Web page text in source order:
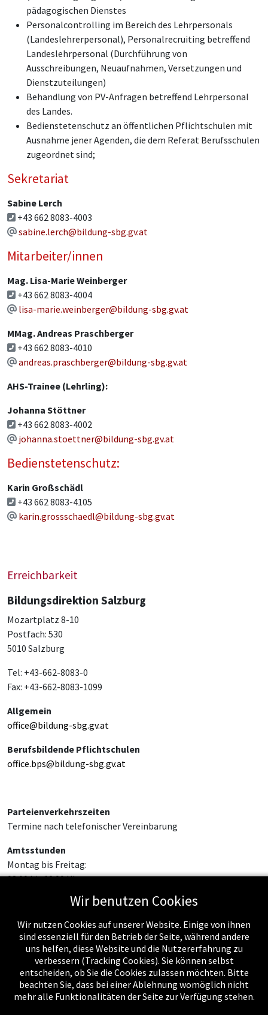
pädagogischen Dienstes
Personalcontrolling im Bereich des Lehrpersonals
(Landeslehrerpersonal), Personalrecruiting betreffend
Landeslehrpersonal (Durchführung von
Ausschreibungen, Neuaufnahmen, Versetzungen und
Dienstzuteilungen)
Behandlung von PV-Anfragen betreffend Lehrpersonal
des Landes.
Bedienstetenschutz an öffentlichen Pflichtschulen mit
Ausnahme jener Agenden, die dem Referat Berufsschulen
zugeordnet sind;
Sekretariat
Sabine Lerch
+43 662 8083-4003
sabine.lerch@bildung-sbg.gv.at
Mitarbeiter/innen
Mag. Lisa-Marie Weinberger
+43 662 8083-4004
lisa-marie.weinberger@bildung-sbg.gv.at
MMag. Andreas Praschberger
+43 662 8083-4010
andreas.praschberger@bildung-sbg.gv.at
AHS-Trainee (Lehrling):
Johanna Stöttner
+43 662 8083-4002
johanna.stoettner@bildung-sbg.gv.at
Bedienstetenschutz:
Karin Großschädl
+43 662 8083-4105
karin.grossschaedl@bildung-sbg.gv.at
Erreichbarkeit
Bildungsdirektion Salzburg
Mozartplatz 8-10
Postfach: 530
5010 Salzburg
Tel: +43-662-8083-0
Fax: +43-662-8083-1099
Allgemein
office@bildung-sbg.gv.at
Berufsbildende Pflichtschulen
office.bps@bildung-sbg.gv.at
Parteienverkehrszeiten
Termine nach telefonischer Vereinbarung
Amtsstunden
Montag bis Freitag:
08:00 bis 12:00 Uhr
Wir benutzen Cookies
Wir nutzen Cookies auf unserer Website. Einige von ihnen
sind essenziell für den Betrieb der Seite, während andere
uns helfen, diese Website und die Nutzererfahrung zu
verbessern (Tracking Cookies). Sie können selbst
entscheiden, ob Sie die Cookies zulassen möchten. Bitte
beachten Sie, dass bei einer Ablehnung womöglich nicht
mehr alle Funktionalitäten der Seite zur Verfügung stehen.